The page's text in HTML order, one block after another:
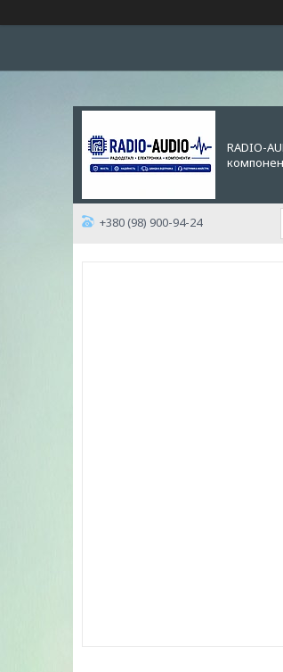
RADIO-
+380 (98) 900-94-24